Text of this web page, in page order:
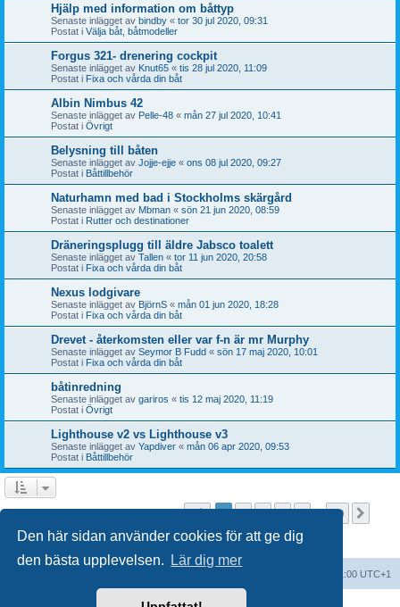
Den här sidan använder cookies för att ge dig
den bästa upplevelsen.
Lär dig mer
Hjälp med information om båttyp
Senaste inlägget av bindby « tor 30 jul 2020, 09:31
Postat i Välja båt, båtmodeller
Forgus 321- drenering cockpit
Senaste inlägget av Knut65 « tis 28 jul 2020, 11:09
Postat i Fixa och vårda din båt
Albin Nimbus 42
Senaste inlägget av Pelle-48 « mån 27 jul 2020, 10:41
Postat i Övrigt
Belysning till båten
Senaste inlägget av Jojje-ejje « ons 08 jul 2020, 09:27
Postat i Båttillbehör
Naturhamn med bad i Stockholms skärgård
Senaste inlägget av Mbman « sön 21 jun 2020, 08:59
Postat i Rutter och destinationer
Dräneringsplugg till äldre Jabsco toalett
Senaste inlägget av Tallen « tor 11 jun 2020, 20:58
Postat i Fixa och vårda din båt
Nexus lodgivare
Senaste inlägget av BjörnS « mån 01 jun 2020, 18:28
Postat i Fixa och vårda din båt
Drevet - återkomsten eller var f-n är mr Murphy
Senaste inlägget av Seymor B Fudd « sön 17 maj 2020, 10:01
Postat i Fixa och vårda din båt
båtinredning
Senaste inlägget av gariros « tis 12 maj 2020, 11:19
Postat i Övrigt
Lighthouse v2 vs Lighthouse v3
Senaste inlägget av Yapdiver « mån 06 apr 2020, 09:53
Postat i Båttillbehör
Sökningen fann fler än 1000 träffar Sida1av20
1 2 3 4 5 20
Alla tidsangivelser är UTC+01:00 UTC+1